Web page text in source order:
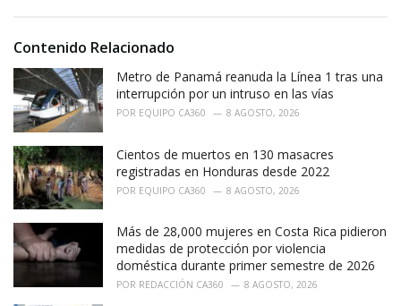
i
s
:
Contenido Relacionado
Metro de Panamá reanuda la Línea 1 tras una
interrupción por un intruso en las vías
POR EQUIPO CA360 8 AGOSTO, 2026
Cientos de muertos en 130 masacres
registradas en Honduras desde 2022
POR EQUIPO CA360 8 AGOSTO, 2026
Más de 28,000 mujeres en Costa Rica pidieron
medidas de protección por violencia
doméstica durante primer semestre de 2026
POR REDACCIÓN CA360 8 AGOSTO, 2026